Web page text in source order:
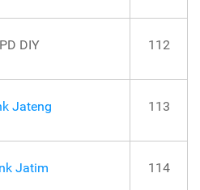
DIY 112
Jateng 113
Jatim 114